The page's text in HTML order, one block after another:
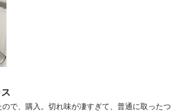
で、購入。切れ味が凄すぎて、普通に取ったつ